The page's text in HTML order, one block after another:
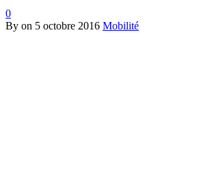
0
By on 5 octobre 2016 Mobilité